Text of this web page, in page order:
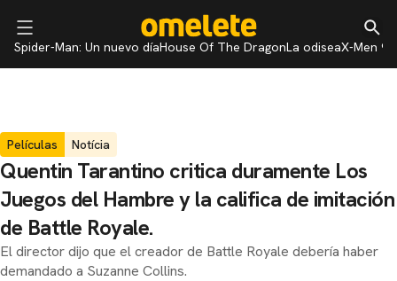
Spider-Man: Un nuevo díaHouse Of The DragonLa odiseaX-Men 97
Películas Notícia
Quentin Tarantino critica duramente Los
Juegos del Hambre y la califica de imitación
de Battle Royale.
El director dijo que el creador de Battle Royale debería haber
demandado a Suzanne Collins.